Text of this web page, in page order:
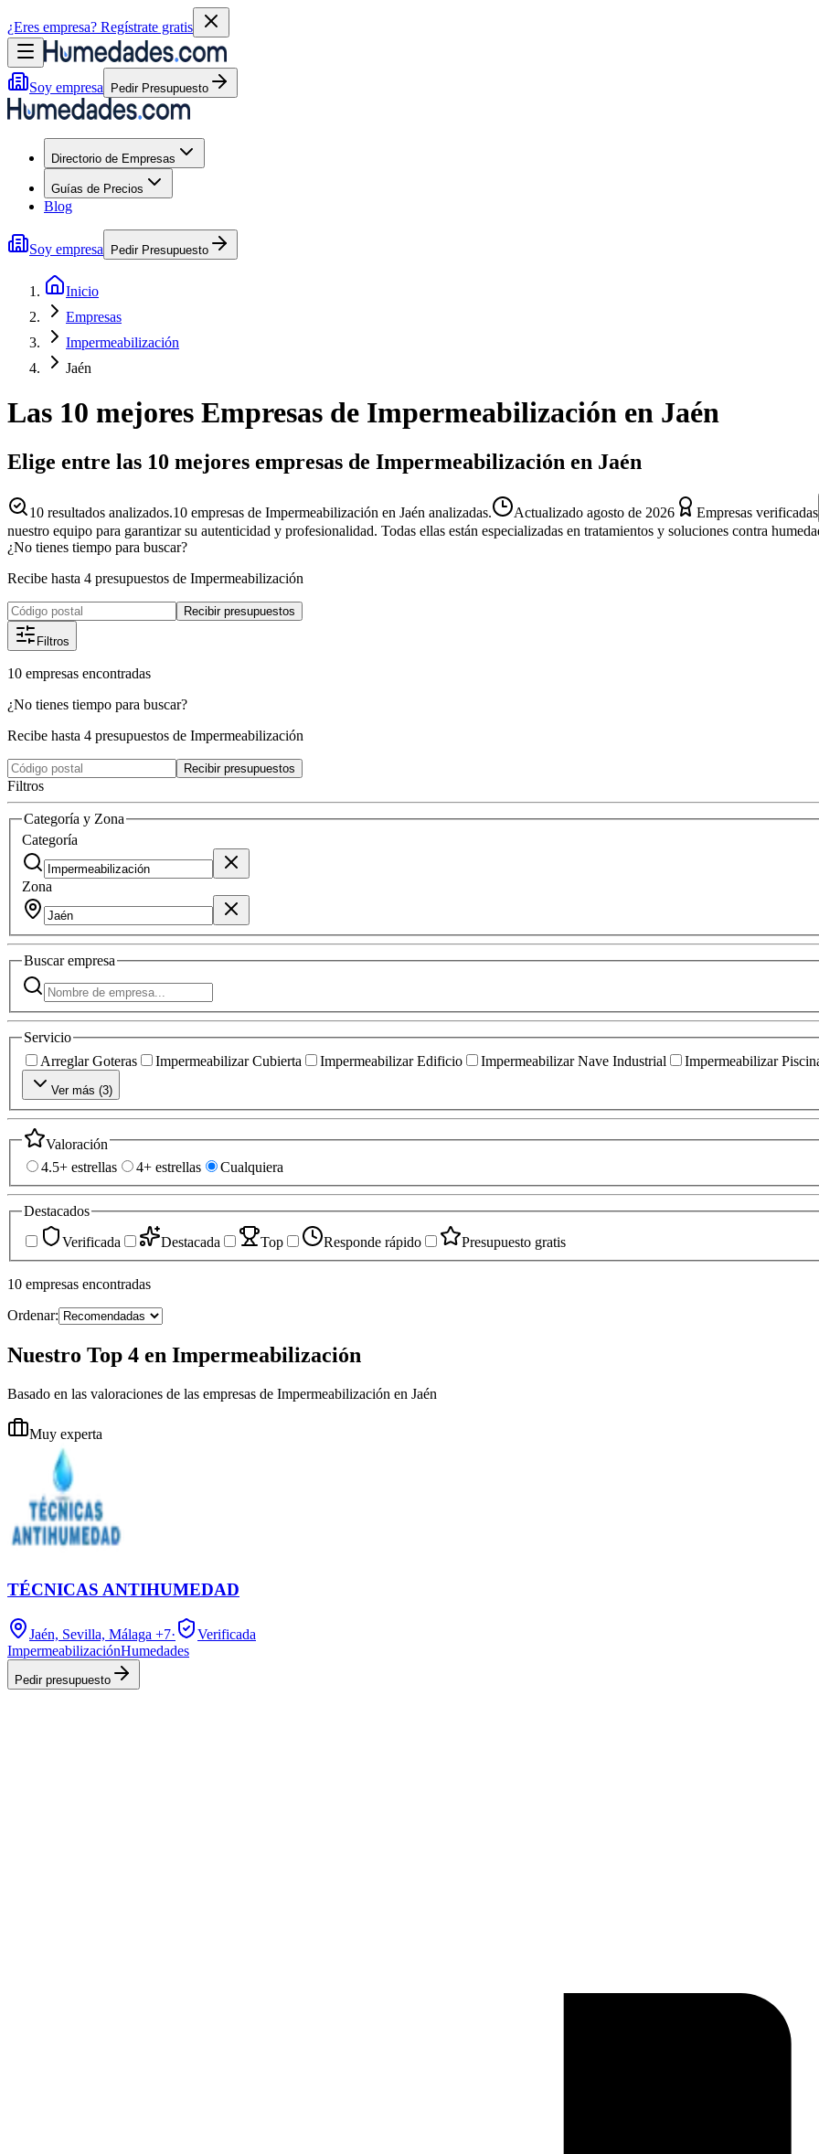
¿Eres empresa? Regístrate gratis
Soy empresa Pedir Presupuesto
Directorio de Empresas
Guías de Precios
Blog
Soy empresa Pedir Presupuesto
Inicio
Empresas
Impermeabilización
Jaén
Las 10 mejores Empresas de Impermeabilización en Jaén
Elige entre las 10 mejores empresas de Impermeabilización en Jaén
10 resultados analizados.10 empresas de Impermeabilización en Jaén analizadas. Actualizado agosto de 2026
Empresas verificadas
nuestro equipo para garantizar su autenticidad y profesionalidad. Todas ellas están especializadas en tratamientos y soluciones contra
¿No tienes tiempo para buscar?
Recibe hasta 4 presupuestos de Impermeabilización
Recibir presupuestos
Filtros
10 empresas encontradas
¿No tienes tiempo para buscar?
Recibe hasta 4 presupuestos de Impermeabilización
Recibir presupuestos
Filtros
Categoría y Zona
Categoría
Zona
Buscarempresa
Servicio
Arreglar Goteras
Impermeabilizar Cubierta Impermeabilizar Edificio Impermeabilizar Nave Industrial Impermeabilizar
Ver más (3)
Valoración
4.5+ estrellas
4+ estrellas Cualquiera
Destacados
Verificada
Destacada Top Responde rápido Presupuesto gratis
10 empresas encontradas
Ordenar:
Nuestro Top 4 en Impermeabilización
Basado en las valoraciones de las empresas de Impermeabilización en Jaén
Muy experta
TÉCNICAS ANTIHUMEDAD
Jaén, Sevilla, Málaga +7·
Verificada
ImpermeabilizaciónHumedades
Pedir presupuesto